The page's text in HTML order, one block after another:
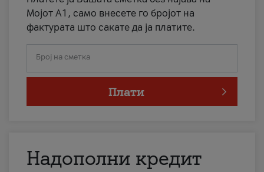
Мојот А1, само внесете го бројот на
фактурата што сакате да ја платите.
Број на сметка
Плати
Надополни кредит